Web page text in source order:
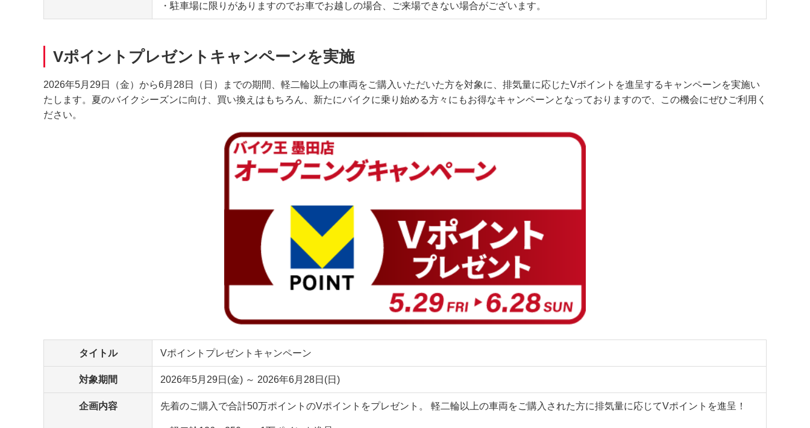
・駐車場に限りがありますのでお車でお越しの場合、ご来場できない場合がございます。
Vポイントプレゼントキャンペーンを実施
2026年5月29日（金）から6月28日（日）までの期間、軽二輪以上の車両をご購入いただいた方を対象に、排気量に応じたVポイントを進呈するキャンペーンを実施い
たします。夏のバイクシーズンに向け、買い換えはもちろん、新たにバイクに乗り始める方々にもお得なキャンペーンとなっておりますので、この機会にぜひご利用く
ださい。
タイトル Vポイントプレゼントキャンペーン
対象期間 2026年5月29日(金) ～ 2026年6月28日(日)
企画内容 先着のご購入で合計50万ポイントのVポイントをプレゼント。 軽二輪以上の車両をご購入された方に排気量に応じてVポイントを進呈！